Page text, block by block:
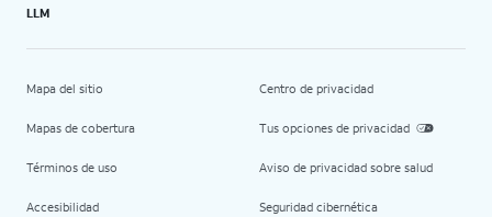
LLM
Mapa del sitio
Mapas de cobertura
Términos de uso
Accesibilidad
Centro de privacidad
Tus opciones de privacidad
Aviso de privacidad sobre salud
Seguridad cibernética